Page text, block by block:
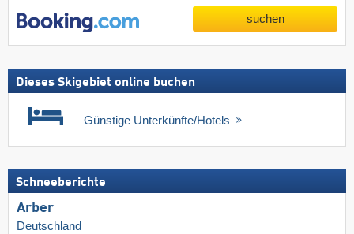
suchen
Dieses Skigebiet online buchen
Günstige Unterkünfte/Hotels
Schneeberichte
Arber
Deutschland